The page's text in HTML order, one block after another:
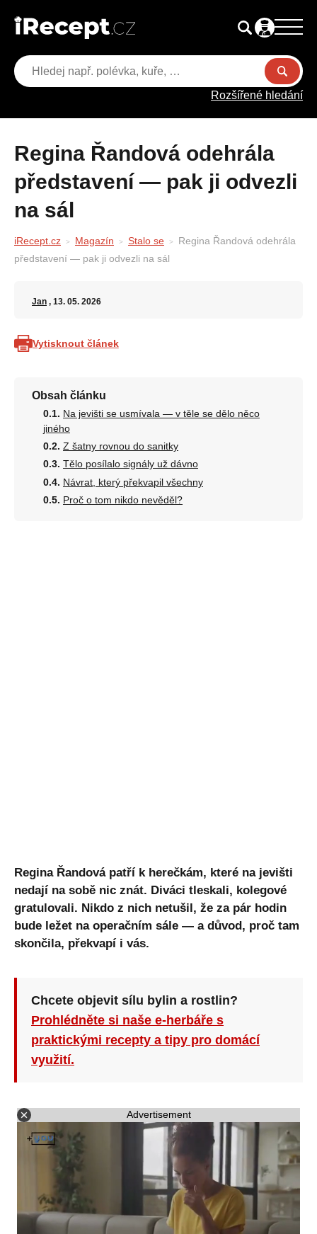
Rozšířené hledání
Regina Řandová odehrála
představení — pak ji odvezli
na sál
iRecept.cz Magazín Stalo se
Regina Řandová odehrála
představení — pak ji odvezli na sál
Jan , 13. 05. 2026
Vytisknout článek
Obsah článku
Na jevišti se usmívala — v těle se dělo něco
jiného
Z šatny rovnou do sanitky
Tělo posílalo signály už dávno
Návrat, který překvapil všechny
Proč o tom nikdo nevěděl?
Regina Řandová patří k herečkám, které na jevišti
nedají na sobě nic znát. Diváci tleskali, kolegové
gratulovali. Nikdo z nich netušil, že za pár hodin
bude ležet na operačním sále — a důvod, proč tam
skončila, překvapí i vás.
Chcete objevit sílu bylin a rostlin?
Prohlédněte si naše e-herbáře s
praktickými recepty a tipy pro domácí
využití.
Advertisement